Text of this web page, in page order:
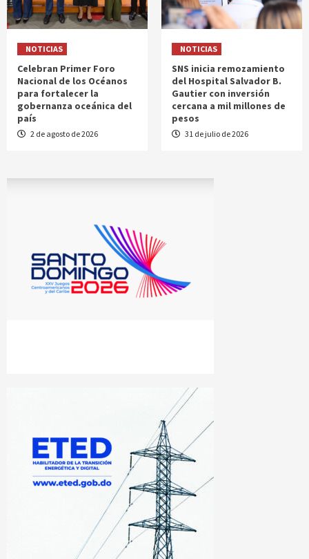
NOTICIAS
Celebran Primer Foro
Nacional de los Océanos
para fortalecer la
gobernanza oceánica del
país
2 de agosto de 2026
NOTICIAS
SNS inicia remozamiento
del Hospital Salvador B.
Gautier con inversión
cercana a mil millones de
pesos
31 de julio de 2026